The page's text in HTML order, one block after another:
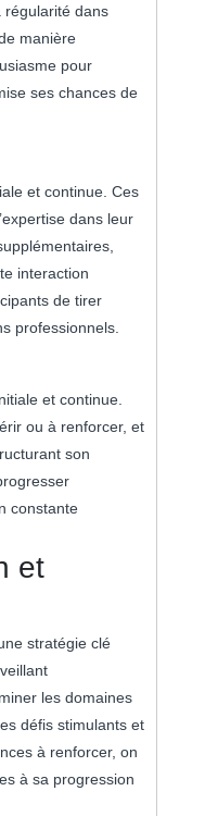
régularité dans
manière
pour
ses chances de
et continue. Ces
dans leur
interaction
de tirer
professionnels.
et continue.
ou à renforcer, et
son
constante
et
stratégie clé
les domaines
défis stimulants et
à renforcer, on
à sa progression